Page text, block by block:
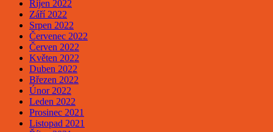
Říjen 2022
Září 2022
Srpen 2022
Červenec 2022
Červen 2022
Květen 2022
Duben 2022
Březen 2022
Únor 2022
Leden 2022
Prosinec 2021
Listopad 2021